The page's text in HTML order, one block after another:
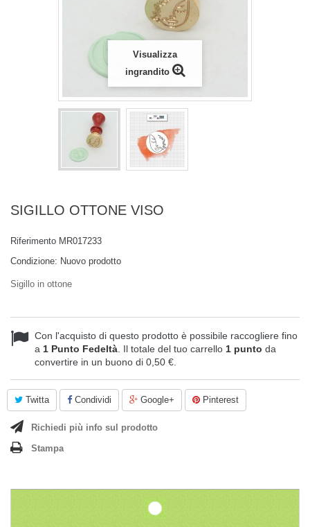
Visualizza
ingrandito
SIGILLO OTTONE VISO
Riferimento MR017233
Condizione: Nuovo prodotto
Sigillo in ottone
Con l'acquisto di questo prodotto è possibile raccogliere fino
a 1 Punto Fedeltà . Il totale del tuo carrello 1 punto da
convertire in un buono di 0,50 €
Twitta Condividi Google+ Pinterest
Richiedi più info sul prodotto
Stampa